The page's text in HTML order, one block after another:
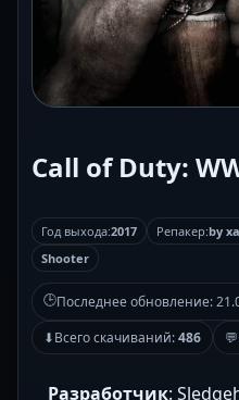
Call of Duty:
Год выхода:2017 Репакер:by
Shooter
🕒Последнее обновление:
⬇Всего скачиваний:486 💬
Разработчик: